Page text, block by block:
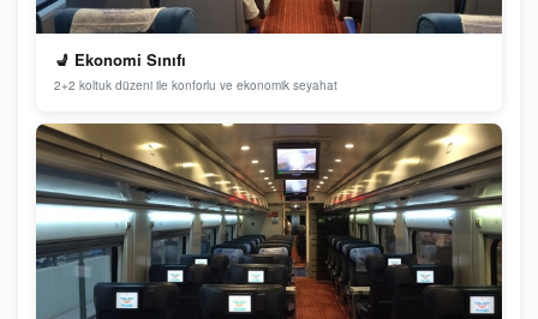
💺 Ekonomi Sınıfı
2+2 koltuk düzeni ile konforlu ve ekonomik seyahat